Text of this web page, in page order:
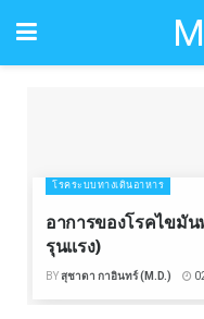
โรคระบบทางเดินอาหาร
อาการของโรคไขมั
รุนแรง)
BYสุชาดา กาอินทร์ (M.D.)